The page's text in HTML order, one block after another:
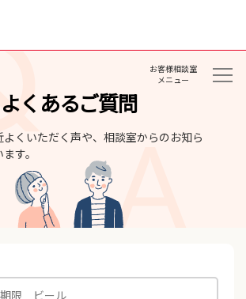
よくあるご質問
よくいただく声や、相談室からのお知ら
す。
お客様相談室
メニュー